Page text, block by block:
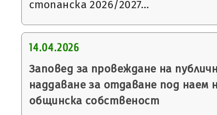
стопанска 2026/2027…
14.04.2026
Заповед за провеждане на
наддаване за отдаване под
общинска собственост